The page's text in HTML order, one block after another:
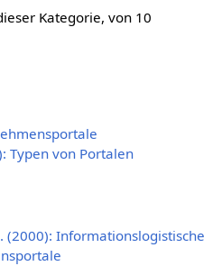
Kategorie, von 10
Typen von Portalen
(2000): Informationslogistische